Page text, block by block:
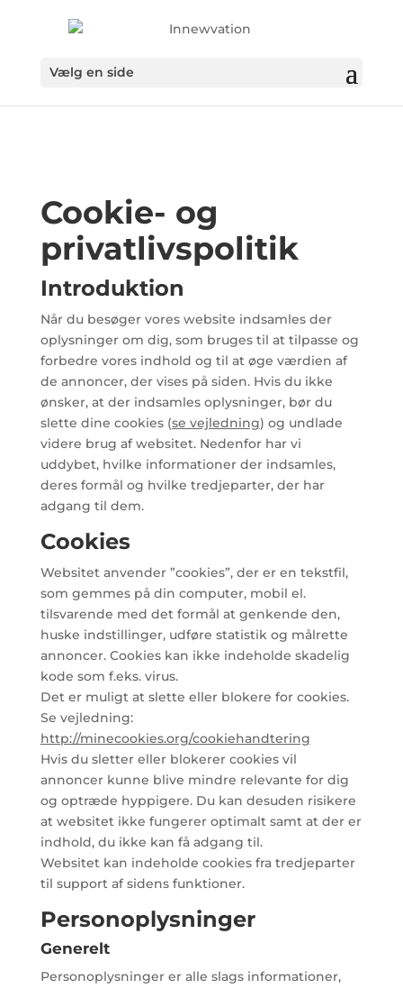
Vælg en side
Cookie- og
privatlivspolitik
Introduktion
Når du besøger vores website indsamles der
oplysninger om dig, som bruges til at tilpasse og
forbedre vores indhold og til at øge værdien af
de annoncer, der vises på siden. Hvis du ikke
ønsker, at der indsamles oplysninger, bør du
slette dine cookies (se vejledning) og undlade
videre brug af websitet. Nedenfor har vi
uddybet, hvilke informationer der indsamles,
deres formål og hvilke tredjeparter, der har
adgang til dem.
Cookies
Websitet anvender ”cookies”, der er en tekstfil,
som gemmes på din computer, mobil el.
tilsvarende med det formål at genkende den,
huske indstillinger, udføre statistik og målrette
annoncer. Cookies kan ikke indeholde skadelig
kode som f.eks. virus.
Det er muligt at slette eller blokere for cookies.
Se vejledning:
http://minecookies.org/cookiehandtering
Hvis du sletter eller blokerer cookies vil
annoncer kunne blive mindre relevante for dig
og optræde hyppigere. Du kan desuden risikere
at websitet ikke fungerer optimalt samt at der er
indhold, du ikke kan få adgang til.
Websitet kan indeholde cookies fra tredjeparter
til support af sidens funktioner.
Personoplysninger
Generelt
Personoplysninger er alle slags informationer,